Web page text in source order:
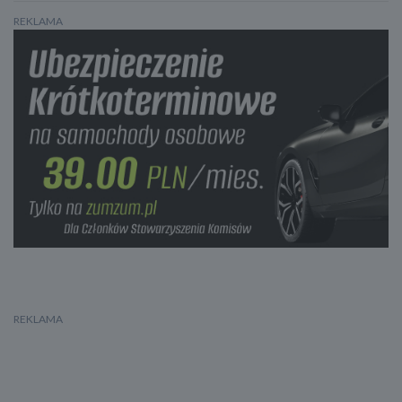
Czujnik parkowania - tył
Park Assistant - asystent parkowania
Kamera panoramiczna 360
Kamera parkowania tył
Lusterka boczne ustawiane elektrycznie
Podgrzewane lusterka boczne
Lusterka boczne składane elektrycznie
Czujnik martwego pola
Lane assist - kontrola zmiany pasa ruchu
Kontrola odległości od poprzedzającego pojazdu
System rozpoznawania znaków drogowych
REKLAMA